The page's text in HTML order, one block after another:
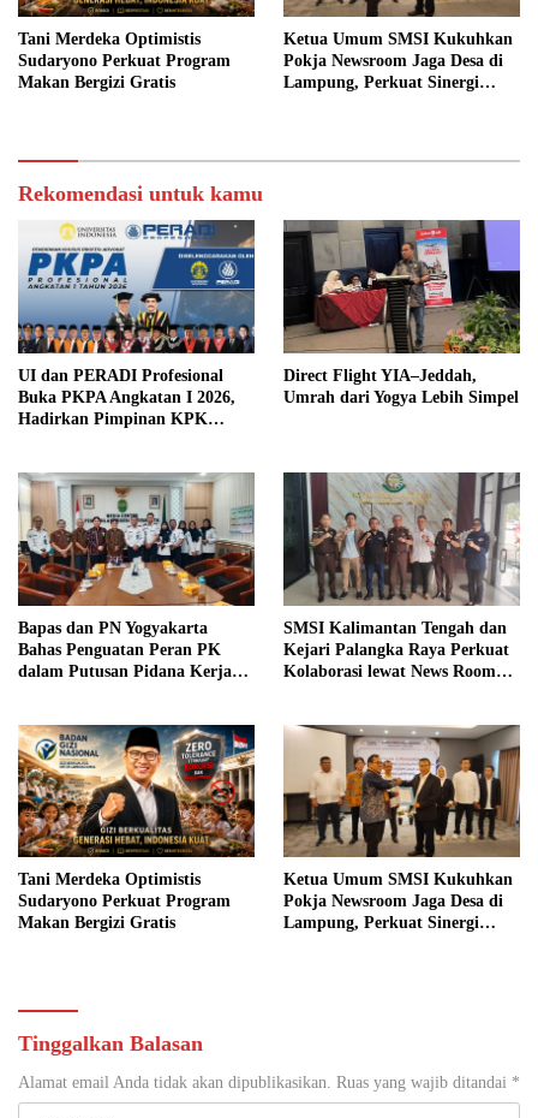
Tani Merdeka Optimistis
Sudaryono Perkuat Program
Makan Bergizi Gratis
Ketua Umum SMSI Kukuhkan
Pokja Newsroom Jaga Desa di
Lampung, Perkuat Sinergi
Rekomendasi untuk kamu
UI dan PERADI Profesional
Buka PKPA Angkatan I 2026,
Hadirkan Pimpinan KPK
Direct Flight YIA–Jeddah,
Umrah dari Yogya Lebih Simpel
Bapas dan PN Yogyakarta
Bahas Penguatan Peran PK
dalam Putusan Pidana Kerja
SMSI Kalimantan Tengah dan
Kejari Palangka Raya Perkuat
Kolaborasi lewat News Room
Tani Merdeka Optimistis
Sudaryono Perkuat Program
Makan Bergizi Gratis
Ketua Umum SMSI Kukuhkan
Pokja Newsroom Jaga Desa di
Lampung, Perkuat Sinergi
Tinggalkan Balasan
Alamat email Anda tidak akan dipublikasikan. Ruas yang wajib ditandai *